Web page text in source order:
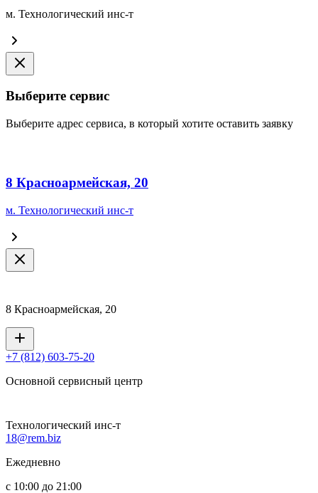
м. Технологический инс-т
Выберите сервис
Выберите адрес сервиса, в который хотите оставить заявку
8 Красноармейская, 20
м. Технологический инс-т
8 Красноармейская, 20
+7 (812) 603-75-20
Основной сервисный центр
Технологический инс-т
18@rem.biz
Ежедневно
с 10:00 до 21:00